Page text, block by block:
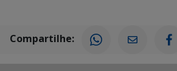
Compartilhe: